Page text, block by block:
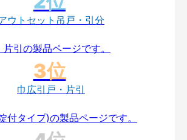
ウトセット吊戸・引分
巾広引戸・片引